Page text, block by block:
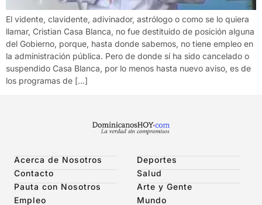
El vidente, clavidente, adivinador, astrólogo o como se lo quiera
llamar, Cristian Casa Blanca, no fue destituido de posición alguna
del Gobierno, porque, hasta donde sabemos, no tiene empleo en
la administración pública. Pero de donde sí ha sido cancelado o
suspendido Casa Blanca, por lo menos hasta nuevo aviso, es de
los programas de […]
Acerca de Nosotros
Contacto
Pauta con Nosotros
Empleo
Deportes
Salud
Arte y Gente
Mundo